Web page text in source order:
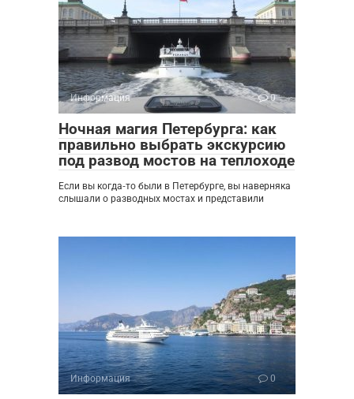
Информация 0
Ночная магия Петербурга: как
правильно выбрать экскурсию
под развод мостов на теплоходе
Если вы когда‑то были в Петербурге, вы наверняка
слышали о разводных мостах и представили
Информация 0